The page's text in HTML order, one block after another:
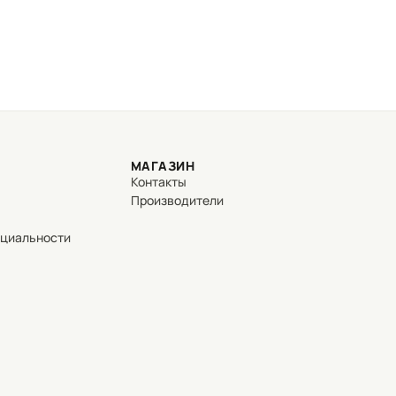
МАГАЗИН
Контакты
Производители